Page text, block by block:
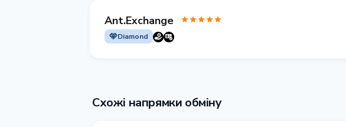
Ant.Exchange
Diamond
Схожі напрямки обміну